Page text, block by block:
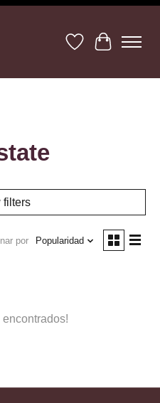
Lista de deseos
Cesta
filters
por Popularidad
encontrados!